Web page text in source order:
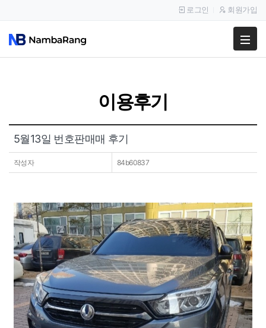
팔고
공지사항
이용후기
로그인 회원가입
이용후기
5월13일 번호판매매 후기
작성자 84b60837